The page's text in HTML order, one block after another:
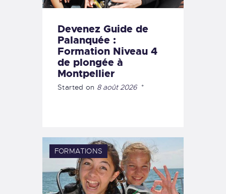
Devenez Guide de
Palanquée :
Formation Niveau 4
de plongée à
Montpellier
Started on 8 août 2026
FORMATIONS